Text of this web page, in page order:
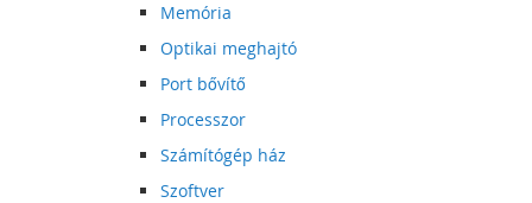
Memória
Optikai meghajtó
Port bővítő
Processzor
Számítógép ház
Szoftver